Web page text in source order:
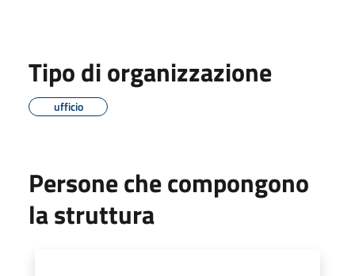
Tipo di organizzazione
ufficio
Persone che compongono
la struttura